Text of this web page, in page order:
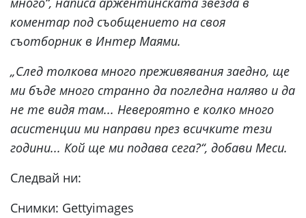
коментар под съобщението на своя
съотборник в Интер Маями.
„След толкова много преживявания заедно, ще
ми бъде много странно да погледна наляво и да
не те видя там... Невероятно е колко много
асистенции ми направи през всичките тези
години... Кой ще ми подава сега?“, добави Меси.
Следвай ни:
Снимки: Gettyimages